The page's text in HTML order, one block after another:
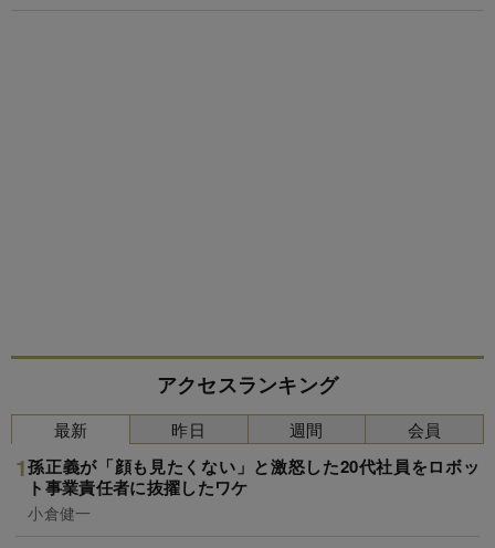
アクセスランキング
最新
孫正義が「顔も見たくない」と激怒した20代社員をロボッ
ト事業責任者に抜擢したワケ
小倉健一
昨日 週間 会員